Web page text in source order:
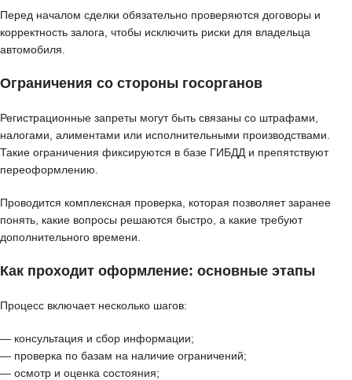
Перед началом сделки обязательно проверяются договоры и
корректность залога, чтобы исключить риски для владельца
автомобиля.
Ограничения со стороны госорганов
Регистрационные запреты могут быть связаны со штрафами,
налогами, алиментами или исполнительными производствами.
Такие ограничения фиксируются в базе ГИБДД и препятствуют
переоформлению.
Проводится комплексная проверка, которая позволяет заранее
понять, какие вопросы решаются быстро, а какие требуют
дополнительного времени.
Как проходит оформление: основные этапы
Процесс включает несколько шагов:
— консультация и сбор информации;
— проверка по базам на наличие ограничений;
— осмотр и оценка состояния;